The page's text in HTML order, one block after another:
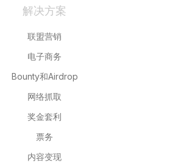
解决方案
联盟营销
电子商务
Bounty和Airdrop
网络抓取
奖金套利
票务
内容变现